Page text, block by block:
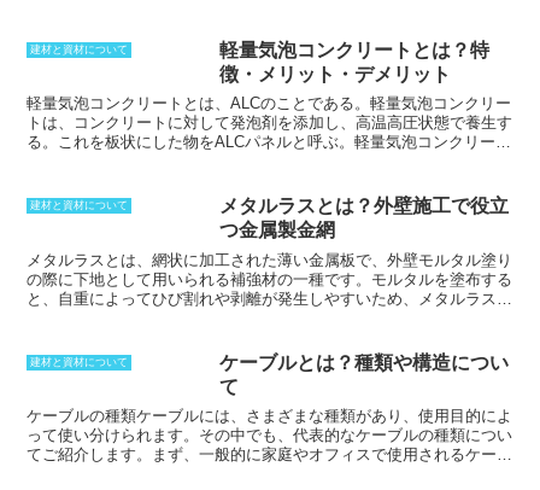
定されており、カーペットはグリッパー
に引っ掛けられる。グリッパー工法は、
接着剤やテープを使用しないため、カー
ペットの取り外しや交換が容易である。
また、カーペットの下にスペースができ
るため、床暖房などの熱を効率よく伝え
建材と資材について
軽量気泡コンクリートとは？特
徴・メリット・デメリット
軽量気泡コンクリート とは、ALCのことである。軽量気泡コンクリー
ト は、コンクリートに対して発泡剤を添加し、高温高圧状態で養生す
る。これを板状にした物をALCパネルと呼ぶ。軽量気泡コンクリート
軽くなる。屋根などに利用しても、重心が高くならない。建物全体と
しても軽量化を進めることができるため、基礎の強度も下げられるた
め、全体的なコストダウンにもつながる。
建材と資材について
メタルラスとは？外壁施工で役立
つ金属製金網
メタルラスとは、網状に加工された薄い金属板で、外壁モルタル塗り
の際に下地として用いられる補強材の一種です。 モルタルを塗布する
と、自重によってひび割れや剥離が発生しやすいため、メタルラスを
引き延ばすことによって網状に加工され、メッシュとも呼ばれます。
建材と資材について
ケーブルとは？種類や構造につい
て
ケーブルの種類ケーブルには、さまざまな種類があり、使用目的によ
って使い分けられます。その中でも、代表的なケーブルの種類につい
てご紹介します。まず、一般的に家庭やオフィスで使用されるケーブ